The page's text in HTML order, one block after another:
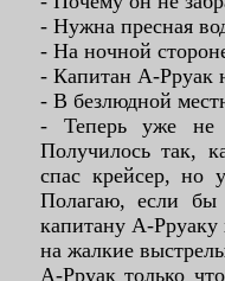
- Нужна пресная
- На ночной
- Капитан А-Рруак
- В безлюдной
- Теперь уже не
Получилось так,
спас крейсер, но
Полагаю, если
капитану А-Рруаку
на жалкие
А-Рруак только